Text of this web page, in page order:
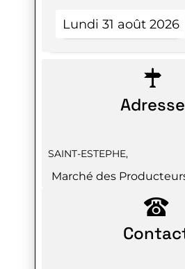
Lundi 31 août 2026
Adresse
SAINT-ESTEPHE,
Marché des